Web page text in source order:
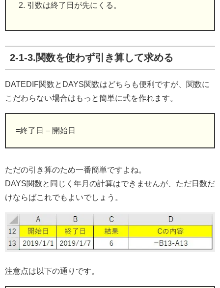
引数は終了日が先にくる。
2-1-3.関数を使わず引き算して求める
DATEDIF関数とDAYS関数はどちらも便利ですが、関数に
こだわらない場合はもっと簡単に式を作れます。
=終了日 – 開始日
ただの引き算のため一番簡単ですよね。
DAYS関数と同じく年月の計算はできませんが、ただ日数だ
けならばこれでもよいでしょう。
注意点は以下の通りです。